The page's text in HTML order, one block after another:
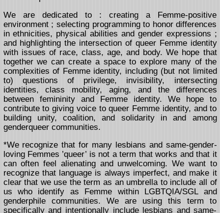
We are dedicated to : creating a Femme-positive
environment ; selecting programming to honor differences
in ethnicities, physical abilities and gender expressions ;
and highlighting the intersection of queer Femme identity
with issues of race, class, age, and body. We hope that
together we can create a space to explore many of the
complexities of Femme identity, including (but not limited
to) questions of privilege, invisibility, intersecting
identities, class mobility, aging, and the differences
between femininity and Femme identity. We hope to
contribute to giving voice to queer Femme identity, and to
building unity, coalition, and solidarity in and among
genderqueer communities.
*We recognize that for many lesbians and same-gender-
loving Femmes ’queer’ is not a term that works and that it
can often feel alienating and unwelcoming. We want to
recognize that language is always imperfect, and make it
clear that we use the term as an umbrella to include all of
us who identify as Femme within LGBTQIA/SGL and
genderphile communities. We are using this term to
specifically and intentionally include lesbians and same-